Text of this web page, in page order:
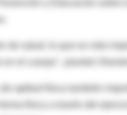
y Educación
de salud, lo que es más
aptitud física también
física a través del